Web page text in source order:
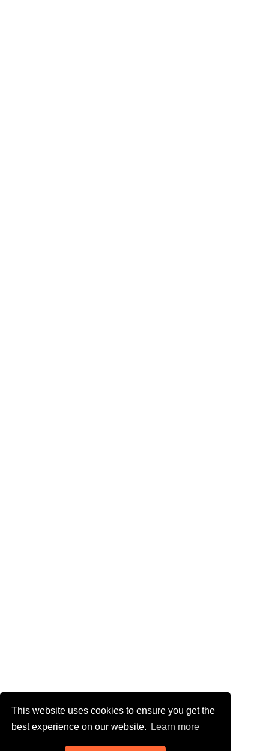
This website uses cookies to ensure you get the
best experience on our website.
Learn more